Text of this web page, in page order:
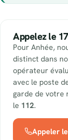
Appelez le
Pour Anhée,
distinct dans
opérateur
avec le poste
garde de votre
le 112.
Appeler